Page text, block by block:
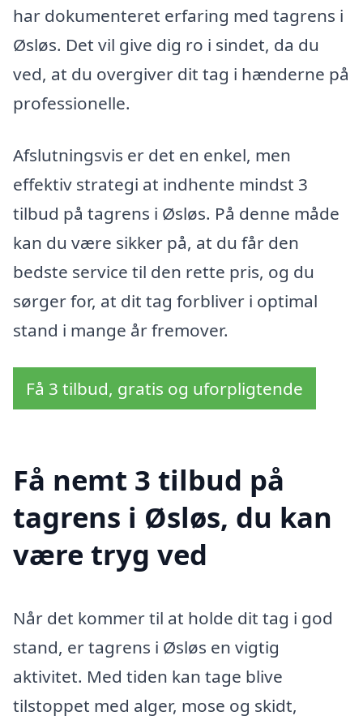
har dokumenteret erfaring med tagrens i
Øsløs. Det vil give dig ro i sindet, da du
ved, at du overgiver dit tag i hænderne på
professionelle.
Afslutningsvis er det en enkel, men
effektiv strategi at indhente mindst 3
tilbud på tagrens i Øsløs. På denne måde
kan du være sikker på, at du får den
bedste service til den rette pris, og du
sørger for, at dit tag forbliver i optimal
stand i mange år fremover.
Få 3 tilbud, gratis og uforpligtende
Få nemt 3 tilbud på
tagrens i Øsløs, du kan
være tryg ved
Når det kommer til at holde dit tag i god
stand, er tagrens i Øsløs en vigtig
aktivitet. Med tiden kan tage blive
tilstoppet med alger, mose og skidt,